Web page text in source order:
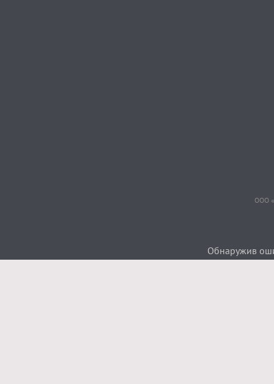
ООО
Обнаружив